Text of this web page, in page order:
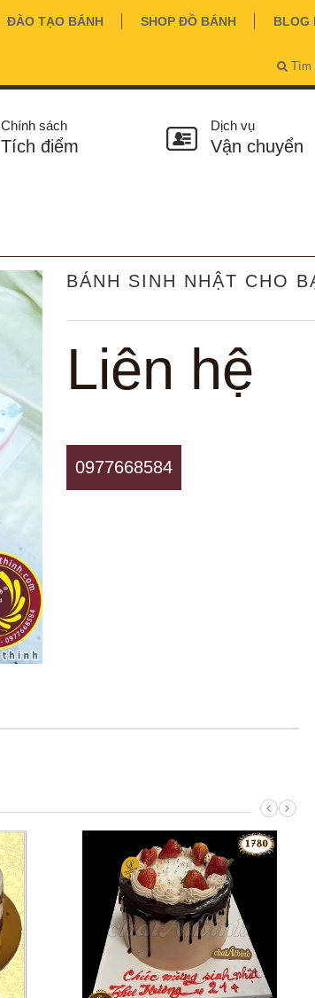
ĐÀO TẠO BÁNH SHOP ĐỒ BÁNH BLOG
Tìm
Chính sách
Tích điểm
Dịch vụ
Vận chuyển
BÁNH SINH NHẬT CHO
Liên hệ
0977668584